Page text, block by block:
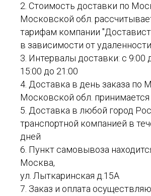
2. Стоимость доставки по
Московской обл.
тарифам компании
в зависимости от удаленности
3. Интервалы доставки: с 9:00
15:00 до 21:00
4. Доставка в день заказа по
Московской обл. принимается
5. Доставка в любой город
транспортной компанией в
дней
6. Пункт самовывоза
Москва,
ул. Лыткаринская д.15А
7. Заказ и оплата